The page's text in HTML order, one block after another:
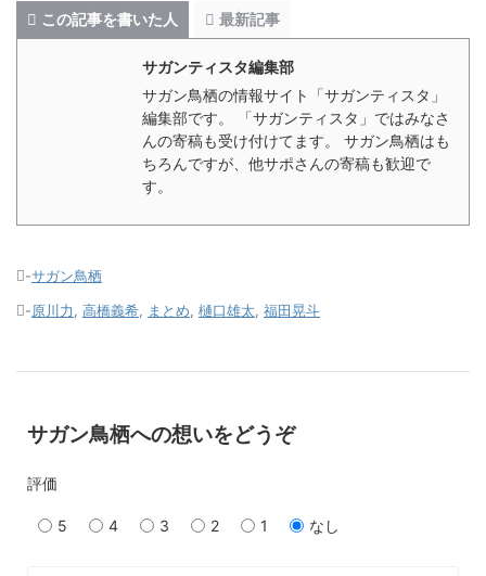
この記事を書いた人 最新記事
サガンティスタ編集部
サガン鳥栖の情報サイト「サガンティスタ」
編集部です。 「サガンティスタ」ではみなさ
んの寄稿も受け付けてます。 サガン鳥栖はも
ちろんですが、他サポさんの寄稿も歓迎で
す。
-サガン鳥栖
-原川力 高橋義希 まとめ 樋口雄太 福田晃斗
サガン鳥栖への想いをどうぞ
評価
5 4 3 2 1 なし